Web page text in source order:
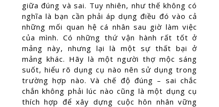
giữa đúng và sai. Tuy nhiên, như thế không có
nghĩa là bạn cần phải áp dụng điều đó vào cả
những mối quan hệ cá nhân sau giờ làm việc
của mình. Có những thứ vận hành rất tốt ở
mảng này, nhưng lại là một sự thất bại ở
mảng khác. Hãy là một người thợ mộc sáng
suốt, hiểu rõ dụng cụ nào nên sử dụng trong
trường hợp nào. Và chế độ đúng – sai chắc
chắn không phải lúc nào cũng là một dụng cụ
thích hợp để xây dựng cuộc hôn nhân vững